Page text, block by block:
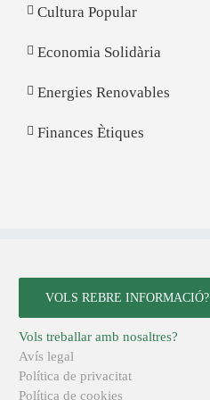
Cultura Popular
Economia Solidària
Energies Renovables
Finances Ètiques
VOLS REBRE INFORMACIÓ?
Vols treballar amb nosaltres?
Avís legal
Política de privacitat
Política de cookies